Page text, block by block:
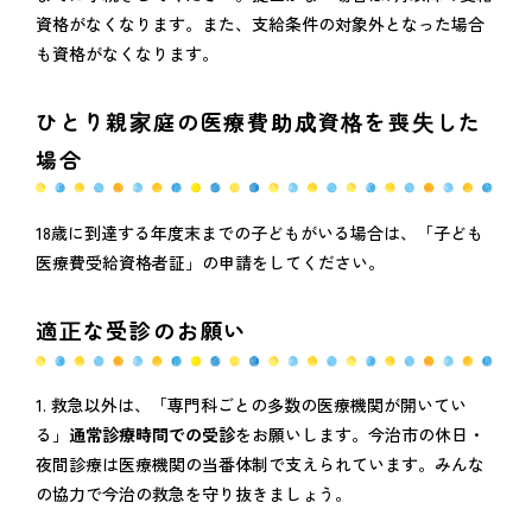
資格がなくなります。また、支給条件の対象外となった場合
も資格がなくなります。
ひとり親家庭の医療費助成資格を喪失した
場合
18歳に到達する年度末までの子どもがいる場合は、「子ども
医療費受給資格者証」の申請をしてください。
適正な受診のお願い
1. 救急以外は、「専門科ごとの多数の医療機関が開いてい
る」 通常診療時間での受診をお願いします。今治市の休日・
夜間診療は医療機関の当番体制で支えられています。みんな
の協力で今治の救急を守り抜きましょう。